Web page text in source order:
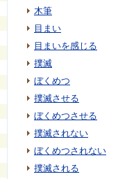
木筆
目まい
目まいを感じる
撲滅
ぼくめつ
撲滅させる
ぼくめつさせる
撲滅されない
ぼくめつされない
撲滅される